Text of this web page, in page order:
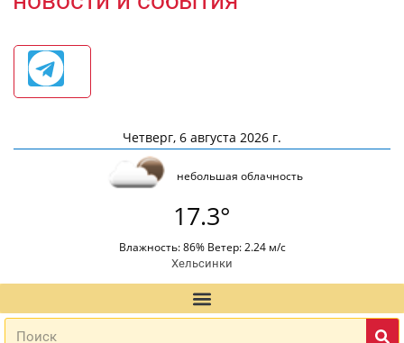
Четверг, 6 августа 2026 г.
небольшая облачность
17.3°
Влажность: 86% Ветер: 2.24 м/с
Хельсинки